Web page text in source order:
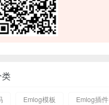
Emlog模板 Emlog插件